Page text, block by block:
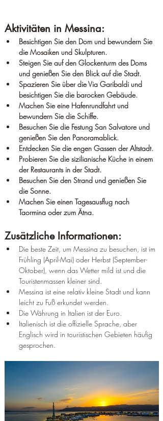
Aktivitäten in Messina:
Besichtigen Sie den Dom und bewundern Sie
die Mosaiken und Skulpturen.
Steigen Sie auf den Glockenturm des Doms
und genießen Sie den Blick auf die Stadt.
Spazieren Sie über die Via Garibaldi und
besichtigen Sie die barocken Gebäude.
Machen Sie eine Hafenrundfahrt und
bewundern Sie die Schiffe.
Besuchen Sie die Festung San Salvatore und
genießen Sie den Panoramablick.
Entdecken Sie die engen Gassen der Altstadt.
Probieren Sie die sizilianische Küche in einem
der Restaurants in der Stadt.
Besuchen Sie den Strand und genießen Sie
die Sonne.
Machen Sie einen Tagesausflug nach
Taormina oder zum Ätna.
Zusätzliche Informationen:
Die beste Zeit, um Messina zu besuchen, ist im
Frühling (April-Mai) oder Herbst (September-
Oktober), wenn das Wetter mild ist und die
Touristenmassen kleiner sind.
Messina ist eine relativ kleine Stadt und kann
leicht zu Fuß erkundet werden.
Die Währung in Italien ist der Euro.
Italienisch ist die offizielle Sprache, aber
Englisch wird in touristischen Gebieten häufig
gesprochen.